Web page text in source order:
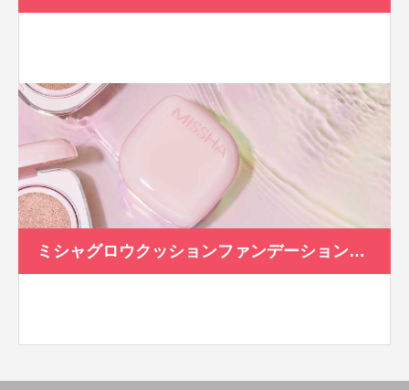
ミシャグロウクッションファンデーション（ルミナスカバー）
アピ